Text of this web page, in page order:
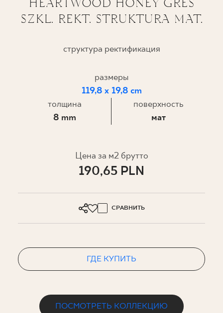
ГДЕ КУПИТЬ
МОЙ ПРОФИЛЬ
EN SK DE UK
SZKL. REKT. STRUKTURA MAT.
структура ректификация
размеры
119,8 x 19,8 cm
толщина
8 mm
поверхность
мат
Цена за м2 брутто
190,65 PLN
СРАВНИТЬ
ГДЕ КУПИТЬ
ПОСМОТРЕТЬ КОЛЛЕКЦИЮ